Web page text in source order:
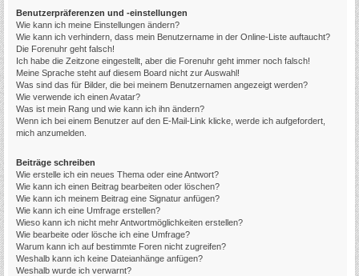
Benutzerpräferenzen und -einstellungen
Wie kann ich meine Einstellungen ändern?
Wie kann ich verhindern, dass mein Benutzername in der Online-Liste auftaucht?
Die Forenuhr geht falsch!
Ich habe die Zeitzone eingestellt, aber die Forenuhr geht immer noch falsch!
Meine Sprache steht auf diesem Board nicht zur Auswahl!
Was sind das für Bilder, die bei meinem Benutzernamen angezeigt werden?
Wie verwende ich einen Avatar?
Was ist mein Rang und wie kann ich ihn ändern?
Wenn ich bei einem Benutzer auf den E-Mail-Link klicke, werde ich aufgefordert,
mich anzumelden.
Beiträge schreiben
Wie erstelle ich ein neues Thema oder eine Antwort?
Wie kann ich einen Beitrag bearbeiten oder löschen?
Wie kann ich meinem Beitrag eine Signatur anfügen?
Wie kann ich eine Umfrage erstellen?
Wieso kann ich nicht mehr Antwortmöglichkeiten erstellen?
Wie bearbeite oder lösche ich eine Umfrage?
Warum kann ich auf bestimmte Foren nicht zugreifen?
Weshalb kann ich keine Dateianhänge anfügen?
Weshalb wurde ich verwarnt?